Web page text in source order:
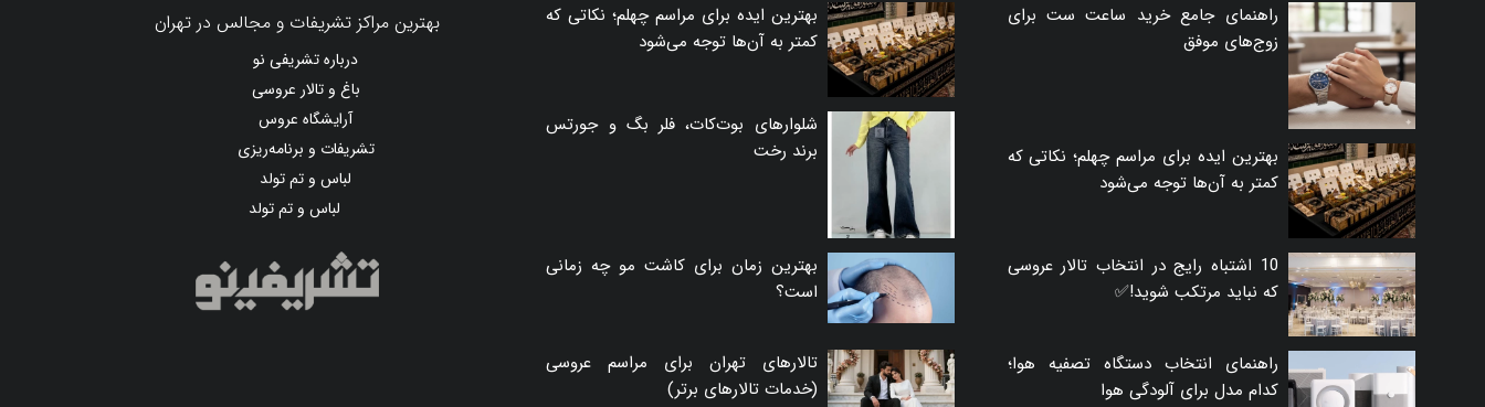
راهنمای جامع خرید ساعت ست برای
زوج‌های موفق
بهترین ایده برای مراسم چهلم؛ نکاتی که
کمتر به آن‌ها توجه می‌شود
10 اشتباه رایج در انتخاب تالار عروسی
که نباید مرتکب شوید!✅
راهنمای انتخاب دستگاه تصفیه هوا؛
کدام مدل برای آلودگی هوا
بهترین ایده برای مراسم چهلم؛ نکاتی که
کمتر به آن‌ها توجه می‌شود
شلوارهای بوت‌کات، فلر بگ و جورتس
برند رخت
بهترین زمان برای کاشت مو چه زمانی
است؟
تالارهای تهران برای مراسم عروسی
(خدمات تالارهای برتر)
بهترین مراکز تشریفات و مجالس در تهران
درباره تشریفی نو
باغ و تالار عروسی
آرایشگاه عروس
تشریفات و برنامه‌ریزی
لباس و تم تولد
لباس و تم تولد